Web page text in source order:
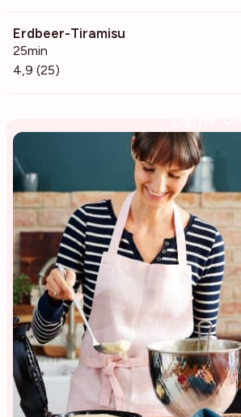
Erdbeer-Tiramisu
25min
4,9 (25)